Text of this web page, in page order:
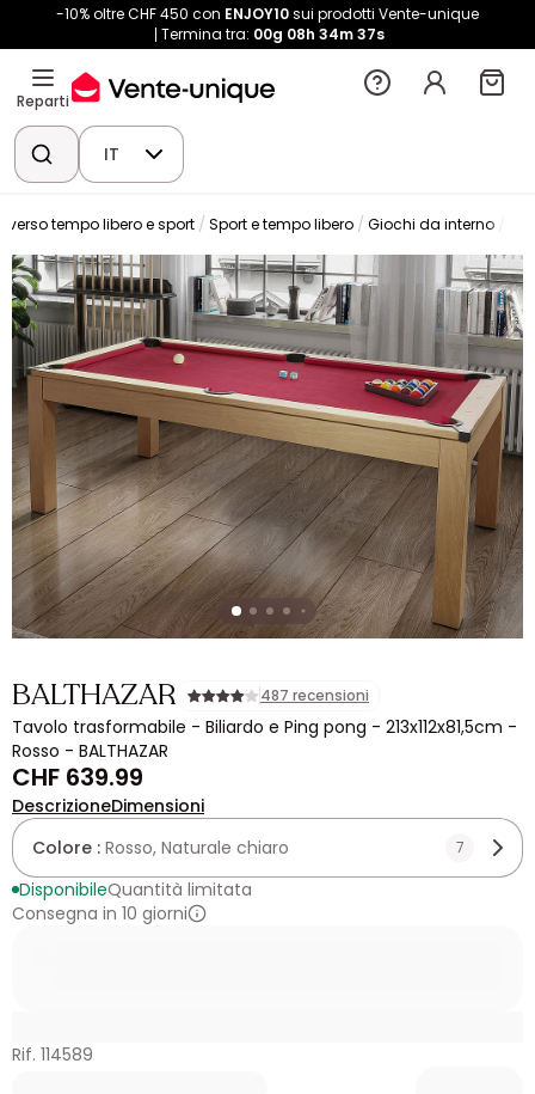
-10% oltre CHF 450 con ENJOY10sui prodotti Vente-unique
Termina tra: 00g 08h 34m37s
Reparti
IT
tempo libero e sport Sport e tempo libero Giochi da interno
BALTHAZAR 487 recensioni
Tavolo trasformabile - Biliardo e Ping pong - 213x112x81,5cm -
Rosso - BALTHAZAR
CHF 639.99
DescrizioneDimensioni
Colore : Rosso, Naturale chiaro 7
DisponibileQuantità limitata
Consegna in 10 giorni
Rif. 114589